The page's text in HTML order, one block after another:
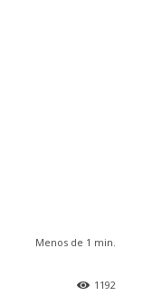
Menos de 1 min.
1192